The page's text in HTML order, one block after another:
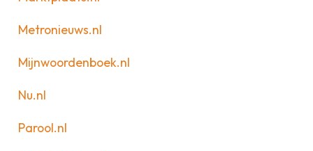
Metronieuws.nl
Mijnwoordenboek.nl
Nu.nl
Parool.nl